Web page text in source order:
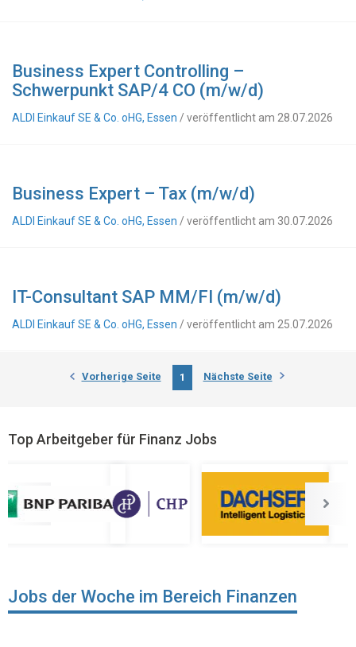
Business Expert Controlling –
Schwerpunkt SAP/4 CO (m/w/d)
ALDI Einkauf SE & Co. oHG, Essen / veröffentlicht am 28.07.2026
Business Expert – Tax (m/w/d)
ALDI Einkauf SE & Co. oHG, Essen / veröffentlicht am 30.07.2026
IT-Consultant SAP MM/FI (m/w/d)
ALDI Einkauf SE & Co. oHG, Essen / veröffentlicht am 25.07.2026
Vorherige Seite 1 Nächste Seite
Top Arbeitgeber für Finanz Jobs
Jobs der Woche im Bereich Finanzen